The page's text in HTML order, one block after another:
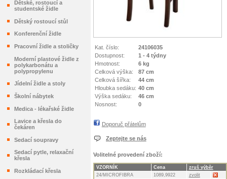
Dětské, rostoucí a
studentské židle
Dětský rostoucí stůl
Konferenční židle
Pracovní židle a stoličky
Moderní plastové židle z
polykarbonátu a
polypropylenu
Jídelní židle a stoly
Školní nábytek
Medica - lékařské židle
Lavice a křesla do
čekáren
Sedací soupravy
Sedací pytle, relaxační
křesla
Rozkládací křesla
Kat. číslo:
24106035
Dostupnost:
1 - 4 týdny
Hmotnost:
6 kg
Celková výška:
87 cm
Celková šířka:
44 cm
Hloubka sedáku: 40 cm
Výška sedáku:
46 cm
Nosnost:
0
Doporuč přátelům
Zeptejte se nás
Volitelné provedení zboží:
VZORNÍK Cena
zruš výběr
24/MICROFIBRA
1089,9922
zvolit